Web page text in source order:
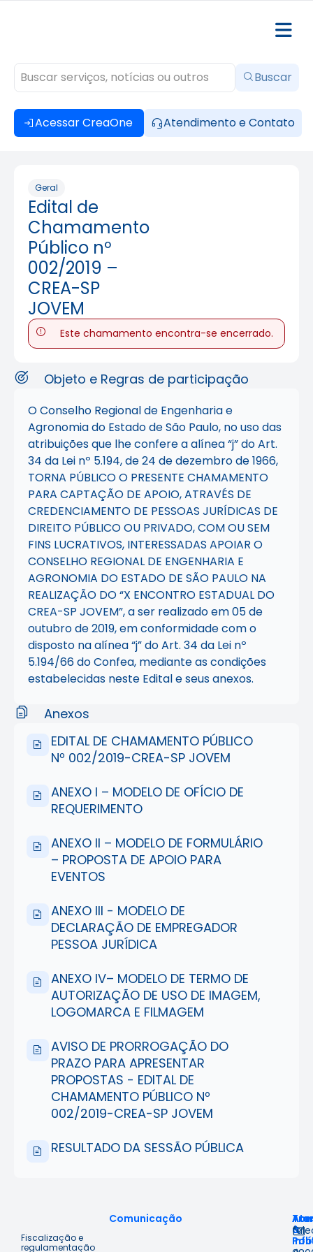
Acessar CreaOne Atendimento e Contato
Buscar
Geral
Edital de
Chamamento
Público nº
002/2019 –
CREA-SP
JOVEM
Este chamamento encontra-se encerrado.
Objeto e Regras de participação
O Conselho Regional de Engenharia e
Agronomia do Estado de São Paulo, no uso das
atribuições que lhe confere a alínea “j” do Art.
34 da Lei nº 5.194, de 24 de dezembro de 1966,
TORNA PÚBLICO O PRESENTE CHAMAMENTO
PARA CAPTAÇÃO DE APOIO, ATRAVÉS DE
CREDENCIAMENTO DE PESSOAS JURÍDICAS DE
DIREITO PÚBLICO OU PRIVADO, COM OU SEM
FINS LUCRATIVOS, INTERESSADAS APOIAR O
CONSELHO REGIONAL DE ENGENHARIA E
AGRONOMIA DO ESTADO DE SÃO PAULO NA
REALIZAÇÃO DO “X ENCONTRO ESTADUAL DO
CREA-SP JOVEM”, a ser realizado em 05 de
outubro de 2019, em conformidade com o
disposto na alínea “j” do Art. 34 da Lei nº
5.194/66 do Confea, mediante as condições
estabelecidas neste Edital e seus anexos.
Anexos
EDITAL DE CHAMAMENTO PÚBLICO
Nº 002/2019-CREA-SP JOVEM
ANEXO I – MODELO DE OFÍCIO DE
REQUERIMENTO
ANEXO II – MODELO DE FORMULÁRIO
– PROPOSTA DE APOIO PARA
EVENTOS
ANEXO III - MODELO DE
DECLARAÇÃO DE EMPREGADOR
PESSOA JURÍDICA
ANEXO IV– MODELO DE TERMO DE
AUTORIZAÇÃO DE USO DE IMAGEM,
LOGOMARCA E FILMAGEM
AVISO DE PRORROGAÇÃO DO
PRAZO PARA APRESENTAR
PROPOSTAS - EDITAL DE
CHAMAMENTO PÚBLICO Nº
002/2019-CREA-SP JOVEM
RESULTADO DA SESSÃO PÚBLICA
Fiscalização e
regulamentação
Comunicação
à
&